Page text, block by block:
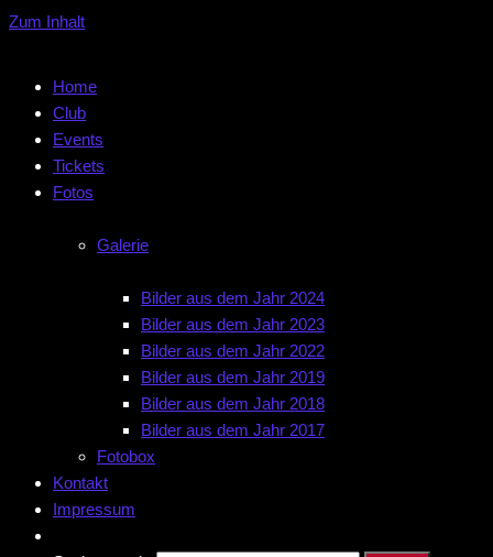
Zum Inhalt
Home
Club
Events
Tickets
Fotos
Galerie
Bilder aus dem Jahr 2024
Bilder aus dem Jahr 2023
Bilder aus dem Jahr 2022
Bilder aus dem Jahr 2019
Bilder aus dem Jahr 2018
Bilder aus dem Jahr 2017
Fotobox
Kontakt
Impressum